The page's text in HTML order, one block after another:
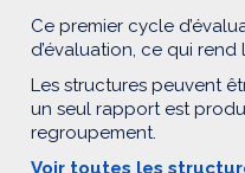
Ce premier cycle
d’évaluation, ce qui
Les structures peuvent
un seul rapport est
regroupement.
Voir toutes les